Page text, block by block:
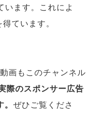
います。これによ
ています。
画もこのチャンネル
際のスポンサー広告
。ぜひご覧くださ